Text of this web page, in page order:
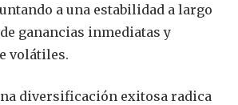
a una estabilidad a largo
ganancias inmediatas y
volátiles.
diversificación exitosa radica